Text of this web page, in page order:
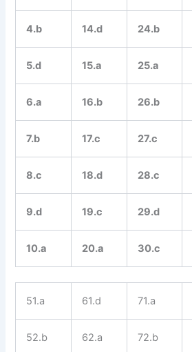
4.b 14.d 24.b
5.d 15.a 25.a
6.a 16.b 26.b
7.b 17.c 27.c
8.c 18.d 28.c
9.d 19.c 29.d
10.a 20.a 30.c
51.a 61.d 71.a
52.b 62.a 72.b